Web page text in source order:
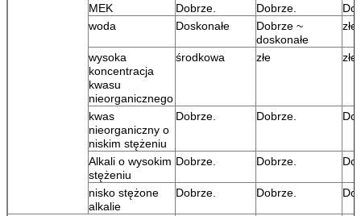
MEK
Dobrze. Dobrze.
woda
Doskonałe
Dobrze ~
doskonałe
złe
wysoka
koncentracja
kwasu
nieorganicznego
środkowa złe złe
kwas
nieorganiczny o
niskim stężeniu
Dobrze. Dobrze.
Alkali o wysokim
stężeniu
Dobrze. Dobrze.
nisko stężone
alkalie
Dobrze. Dobrze.